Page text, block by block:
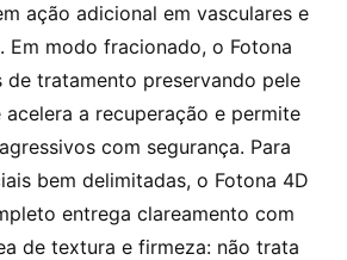
ação adicional em vasculares e
Em modo fracionado, o Fotona
de tratamento preservando pele
a recuperação e permite
com segurança. Para
bem delimitadas, o Fotona 4D
entrega clareamento com
de textura e firmeza: não trata